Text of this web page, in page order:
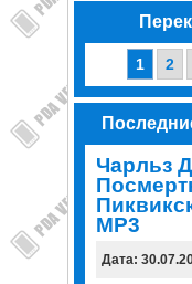
1 2
Чарльз
МР3
Дата: